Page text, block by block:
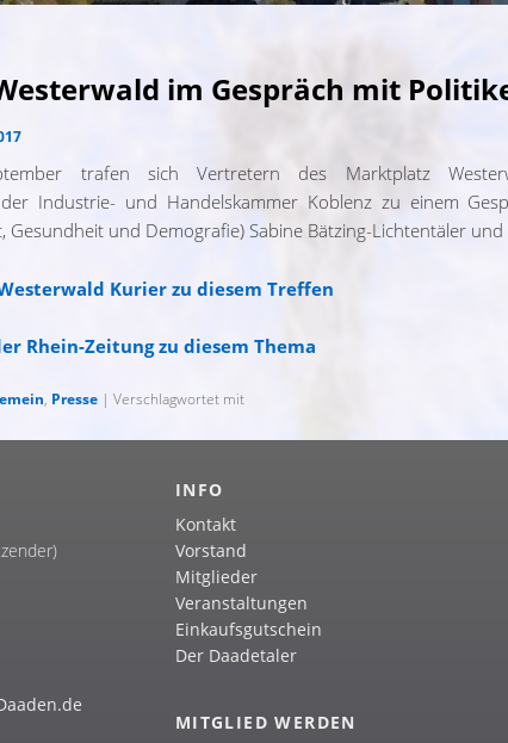
im Gespräch mit
trafen sich Vertretern des Marktplatz
Industrie- und Handelskammer Koblenz zu einem
Gesundheit und Demografie) Sabine Bätzing-Lichtentäler
Kurier zu diesem Treffen
Rhein-Zeitung zu diesem Thema
, Presse| Verschlagwortet mit
INFO
Kontakt
Vorstand
Mitglieder
Veranstaltungen
Einkaufsgutschein
Der Daadetaler
MITGLIED WERDEN